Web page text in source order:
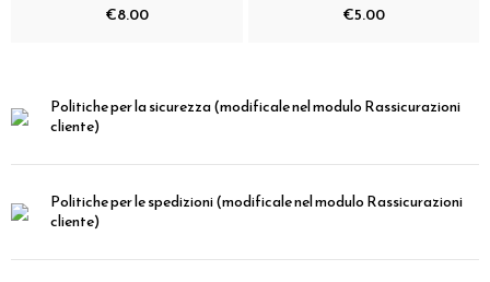
€8.00
€5.00
Politiche per la sicurezza(modificale nel modulo Rassicurazioni
cliente)
Politiche per le spedizioni(modificale nel modulo Rassicurazioni
cliente)